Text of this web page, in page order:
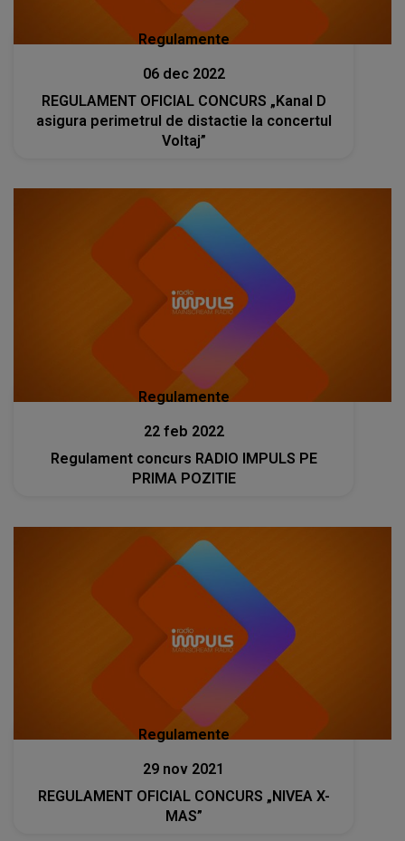
Regulamente
06 dec 2022
REGULAMENT OFICIAL CONCURS „Kanal D
asigura perimetrul de distactie la concertul
Voltaj”
Regulamente
22 feb 2022
Regulament concurs RADIO IMPULS PE
PRIMA POZITIE
Regulamente
29 nov 2021
REGULAMENT OFICIAL CONCURS „NIVEA X-
MAS”